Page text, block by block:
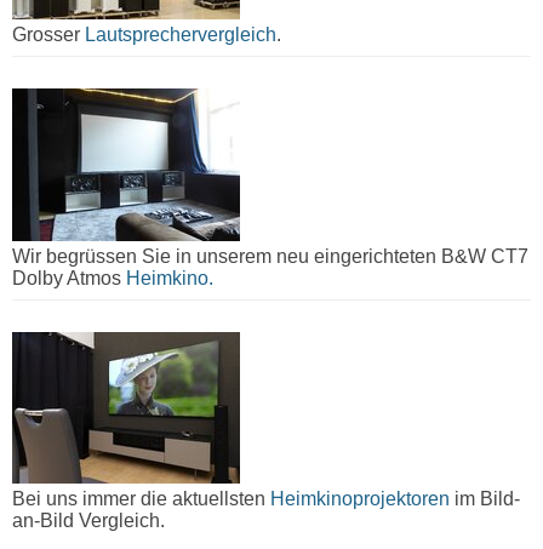
Grosser Lautsprechervergleich.
Wir begrüssen Sie in unserem neu eingerichteten B&W CT7
Dolby Atmos Heimkino.
Bei uns immer die aktuellsten Heimkinoprojektoren im Bild-
an-Bild Vergleich.